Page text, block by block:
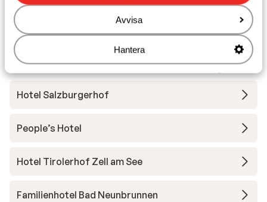
Avvisa
Hantera
Andra boenden i Zell am See - Kaprun
Hotel Salzburgerhof
People’s Hotel
Hotel Tirolerhof Zell am See
Familienhotel Bad Neunbrunnen